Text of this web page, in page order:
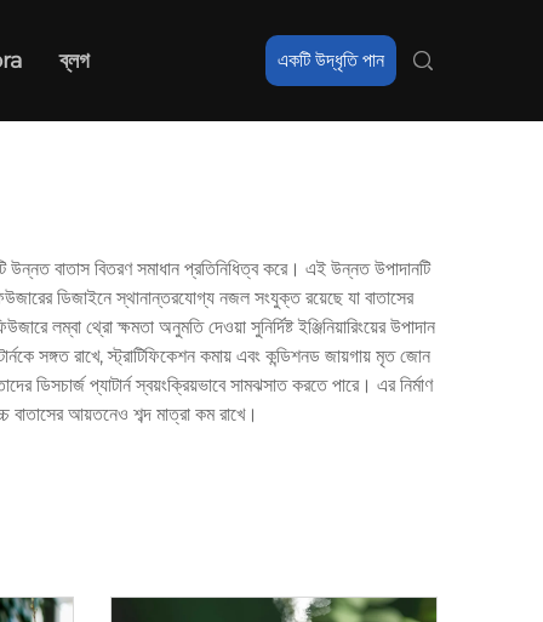
ব্লগ একটি উদ্ধৃতি পান
উন্নত বাতাস বিতরণ সমাধান প্রতিনিধিত্ব করে। এই উন্নত উপাদানটি
ডিজাইনে স্থানান্তরযোগ্য নজল সংযুক্ত রয়েছে যা বাতাসের
লম্বা থ্রো ক্ষমতা অনুমতি দেওয়া সুনির্দিষ্ট ইঞ্জিনিয়ারিংয়ের উপাদান
সঙ্গত রাখে, স্ট্রাটিফিকেশন কমায় এবং কন্ডিশনড জায়গায় মৃত জোন
প্যাটার্ন স্বয়ংক্রিয়ভাবে সামঝসাত করতে পারে। এর নির্মাণ
বাতাসের আয়তনেও শব্দ মাত্রা কম রাখে।